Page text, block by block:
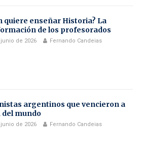
quiere enseñar Historia? La
de los profesorados
de 2026 Fernando Candeias
argentinos que vencieron a
del mundo
de 2026 Fernando Candeias